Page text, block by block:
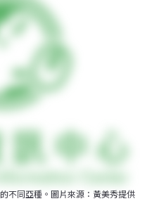
不同亞種。圖片來源：黃美秀提供